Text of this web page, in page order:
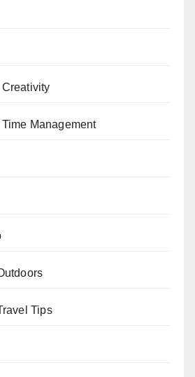
Management
Tips